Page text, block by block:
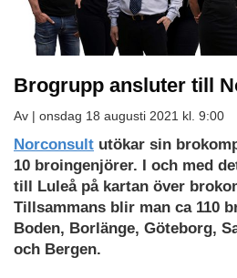
Brogrupp ansluter till
Av | onsdag 18 augusti 2021 kl. 9:00
Norconsult utökar sin
10 broingenjörer. I och med
till Luleå på kartan över
Tillsammans blir man ca 110
Boden, Borlänge, Göteborg,
och Bergen.